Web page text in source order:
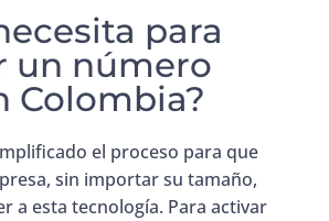
para
un número
Colombia?
el proceso para que
sin importar su tamaño,
a esta tecnología. Para activar